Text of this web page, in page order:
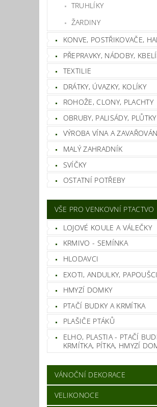
TRUHLÍKY
ŽARDINY
KONVE, POSTŘIKOVAČE,
PŘEPRAVKY, NÁDOBY,
TEXTILIE
DRÁTKY, ÚVAZKY, KOLÍKY
ROHOŽE, CLONY, PLACHTY
OBRUBY, PALISÁDY, PLŮTKY
VÝROBA VÍNA A
MALÝ ZAHRADNÍK
SVÍČKY
OSTATNÍ POTŘEBY
VŠE PRO VENKOVNÍ PTACTVO
LOJOVÉ KOULE A VÁLEČKY
KRMIVO - SEMÍNKA
HLODAVCI
EXOTI, ANDULKY, PAPOUŠCI
HMYZÍ DOMKY
PTAČÍ BUDKY A KRMÍTKA
PLAŠIČE PTÁKŮ
ELHO, PLASTIA - PTAČÍ
KRMÍTKA, PÍTKA, HMYZÍ
VÁNOČNÍ DEKORACE
VELIKONOCE